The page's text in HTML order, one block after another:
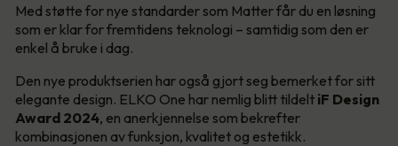
Med støtte for nye standarder som Matter får du en løsning
som er klar for fremtidens teknologi – samtidig som den er
enkel å bruke i dag.
Den nye produktserien har også gjort seg bemerket for sitt
elegante design. ELKO One har nemlig blitt tildelt iF Design
Award 2024, en anerkjennelse som bekrefter
kombinasjonen av funksjon, kvalitet og estetikk.